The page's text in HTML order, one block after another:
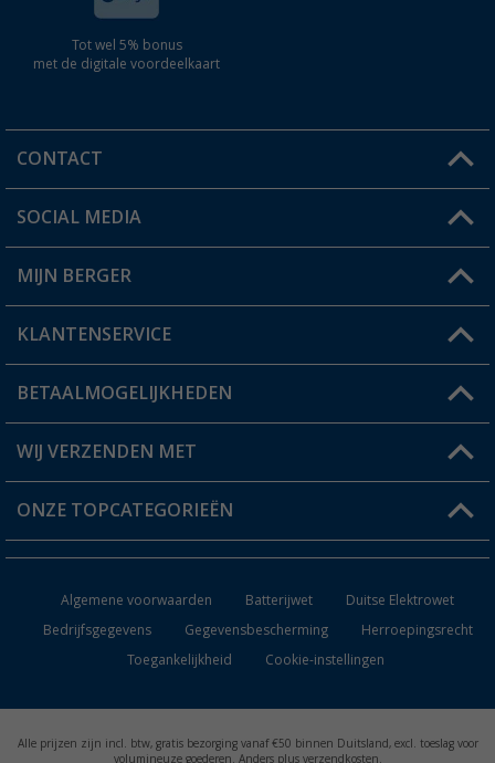
Tot wel 5% bonus
met de digitale voordeelkaart
CONTACT
Een vraag?
Winkel vinden
SOCIAL MEDIA
MIJN BERGER
Mijn account
Status bestelling
Verlanglijstje
KLANTENSERVICE
FAQ & Contact
Verzendinformatie
Catalogus
BETAALMOGELIJKHEDEN
WIJ VERZENDEN MET
ONZE TOPCATEGORIEËN
Keukenaccessoires
Campingmeubilair
Campingtoiletten
Algemene voorwaarden Batterijwet
Duitse Elektrowet
Bedrijfsgegevens
Gegevensbescherming
Herroepingsrecht
Toegankelijkheid
Cookie-instellingen
Alle prijzen zijn incl. btw, gratis bezorging vanaf €50 binnen Duitsland, excl. toeslag voor
volumineuze goederen. Anders plus verzendkosten.